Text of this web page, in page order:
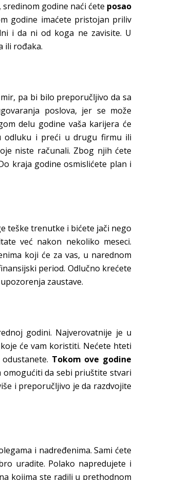
godine naći ćete posao
godine imaćete pristojan priliv
i da ni od koga ne zavisite. U
ili rođaka.
pa bi bilo preporučljivo da sa
poslova, jer se može
delu godine vaša karijera će
odluku i preći u drugu firmu ili
niste računali. Zbog njih ćete
kraja godine osmislićete plan i
teške trenutke i bićete jači nego
već nakon nekoliko meseci.
koji će za vas, u narednom
period. Odlučno krećete
zaustave.
godini. Najverovatnije je u
će vam koristiti. Nećete hteti
Tokom ove godine
omogućiti da sebi priuštite stvari
i preporučljivo je da razdvojite
i nadređenima. Sami ćete
uradite. Polako napredujete i
kojima ste radili u prethodnom